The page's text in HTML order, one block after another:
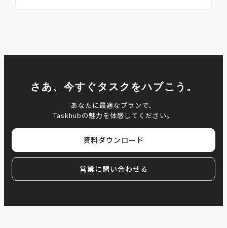
さあ、今すぐタスクをハブこう。
あなたに最適なプランで、
Taskhubの魅力を体感してください。
資料ダウンロード
営業に問い合わせる